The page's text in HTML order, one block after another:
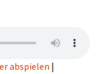
abspielen |